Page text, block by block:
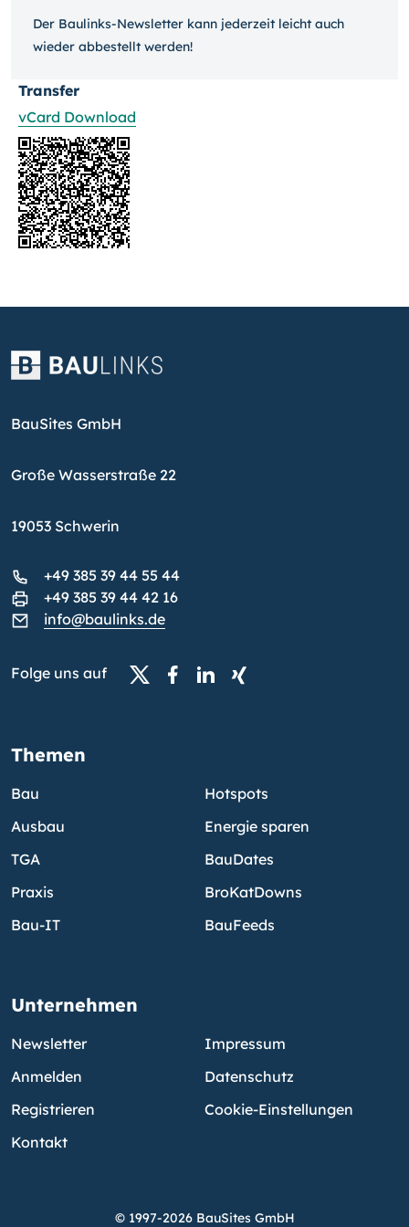
Der Baulinks-Newsletter kann jeder­zeit leicht auch
wieder ab­bestellt werden!
Transfer
vCard Download
BauSites GmbH
Große Wasserstraße 22
19053 Schwerin
+49 385 39 44 55 44
+49 385 39 44 42 16
info@baulinks.de
Folge uns auf
Themen
Bau
Ausbau
TGA
Praxis
Bau-IT
Hotspots
Energie sparen
BauDates
BroKatDowns
BauFeeds
Unternehmen
Newsletter
Anmelden
Registrieren
Kontakt
Impressum
Datenschutz
Cookie-Einstellungen
© 1997-2026 BauSites GmbH